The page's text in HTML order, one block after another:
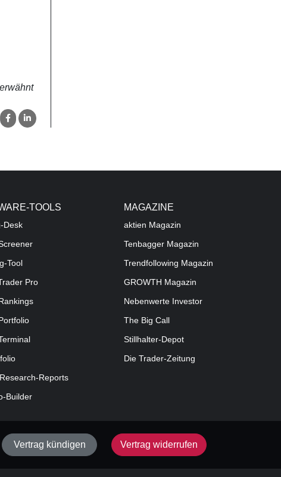
TOOLS
Desk
Tool
Pro
Reports
Builder
MAGAZINE
aktien Magazin
Tenbagger Magazin
Trendfollowing Magazin
GROWTH Magazin
Nebenwerte Investor
The Big Call
Stillhalter-Depot
Die Trader-Zeitung
Vertrag kündigen Vertrag widerrufen